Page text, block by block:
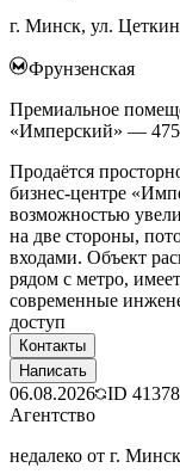
г. Минск, ул.
Фрунзенская
Премиальное
«Имперский» —
Продаётся
бизнес-центре
возможностью
на две стороны,
входами. Объект
рядом с метро,
современные
доступ
Контакты
Написать
06.08.2026 ID
Агентство
недалеко от г. Минск